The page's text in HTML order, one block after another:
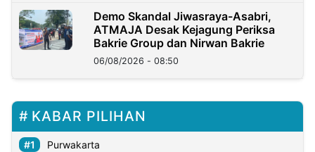
Demo Skandal Jiwasraya-Asabri,
ATMAJA Desak Kejagung Periksa
Bakrie Group dan Nirwan Bakrie
06/08/2026 - 08:50
KABAR PILIHAN
Purwakarta